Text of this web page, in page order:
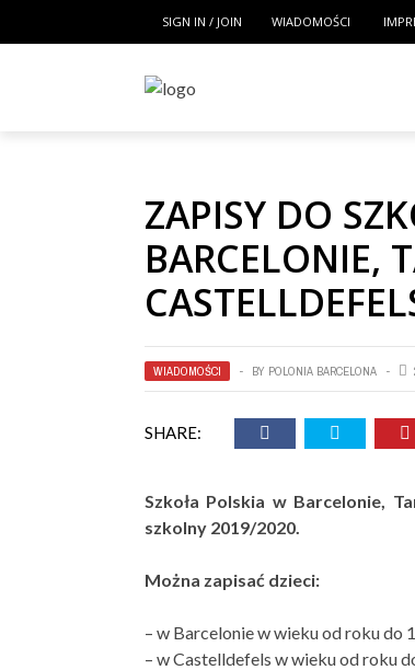
SIGN IN / JOIN WIADOMOŚCI
ZAPISY DO
BARCELONIE,
WIADOMOŚCI BY POLONIA BARCELONA
SHARE:
Szkoła Polskia w Barcelonie,
szkolny 2019/2020.
Można zapisać dzieci:
– w Barcelonie w wieku od roku do
– w Castelldefels w wieku od roku